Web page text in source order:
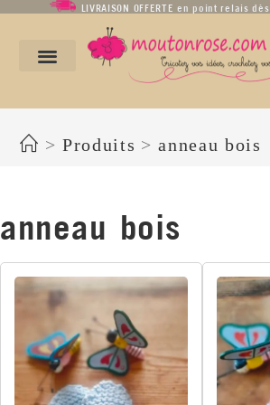
LIVRAISON OFFERTE en point relais
> Produits > anneau bois
anneau bois